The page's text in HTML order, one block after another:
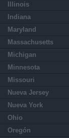
Illinois
Indiana
Maryland
Massachusetts
Michigan
Minnesota
Missouri
Nueva Jersey
Nueva York
Ohio
Oregón